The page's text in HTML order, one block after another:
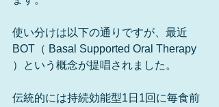
使い分けは以下の通りですが、最近
BOT（ Basal Supported Oral Therapy
）という概念が提唱されました。
伝統的には持続効能型1日1回に毎食前